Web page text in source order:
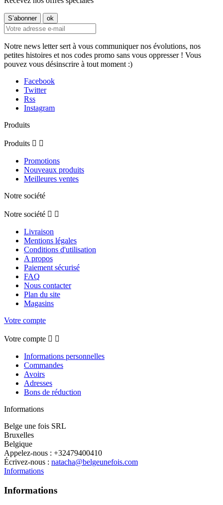
Notre news letter sert à vous communiquer nos évolutions, nos
petites histoires et nos codes promo sans vous oppresser ! Vous
pouvez vous désinscrire à tout moment :)
Facebook
Twitter
Rss
Instagram
Produits
Produits  
Promotions
Nouveaux produits
Meilleures ventes
Notre société
Notre société  
Livraison
Mentions légales
Conditions d'utilisation
A propos
Paiement sécurisé
FAQ
Nous contacter
Plan du site
Magasins
Votre compte
Votre compte  
Informations personnelles
Commandes
Avoirs
Adresses
Bons de réduction
Informations
Belge une fois SRL
Bruxelles
Belgique
Appelez-nous : +32479400410
Écrivez-nous : natacha@belgeunefois.com
Informations
Informations